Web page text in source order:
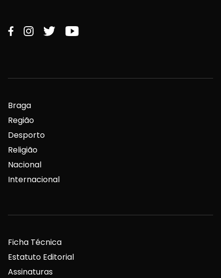
Braga
Região
Desporto
Religião
Nacional
Internacional
Ficha Técnica
Estatuto Editorial
Assinaturas